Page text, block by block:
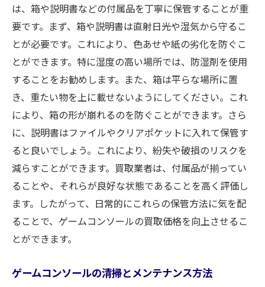
タイミングを見計らって売却するコツ
買取価格交渉のポイント
高価買取を狙うための一工夫
付属品の有無が買取価格に与える効果とは？福
山市での事例
箱や説明書が買取価格に与える影響
コントローラーやケーブルの重要性
限定版特典やグッズの価値
付属品が揃っていると評価が上がる理由
付属品が欠けている場合の対策
実際の買取価格アップの事例紹介
福山市で買取価格を上げるためのゲームコンソ
ールのメンテナンス方法
定期的な清掃と点検の重要性
は、箱や説明書などの付属品を丁寧に保管することが重
要です。まず、箱や説明書は直射日光や湿気から守るこ
とが必要です。これにより、色あせや紙の劣化を防ぐこ
とができます。特に湿度の高い場所では、防湿剤を使用
することをお勧めします。また、箱は平らな場所に置
き、重たい物を上に載せないようにしてください。これ
により、箱の形が崩れるのを防ぐことができます。さら
に、説明書はファイルやクリアポケットに入れて保管す
ると良いでしょう。これにより、紛失や破損のリスクを
減らすことができます。買取業者は、付属品が揃ってい
ることや、それらが良好な状態であることを高く評価し
ます。したがって、日常的にこれらの保管方法に気を配
ることで、ゲームコンソールの買取価格を向上させるこ
とができます。
ゲームコンソールの清掃とメンテナンス方法